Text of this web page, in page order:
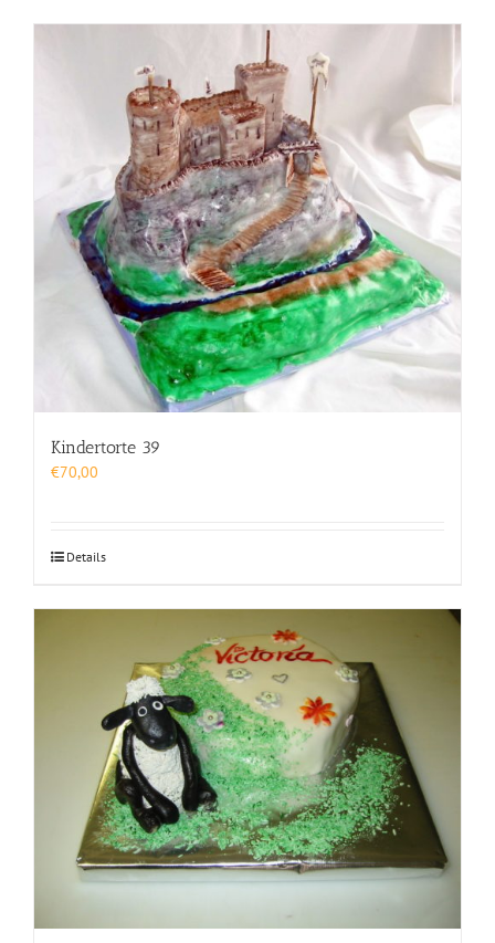
Kindertorte 39
€70,00
Details